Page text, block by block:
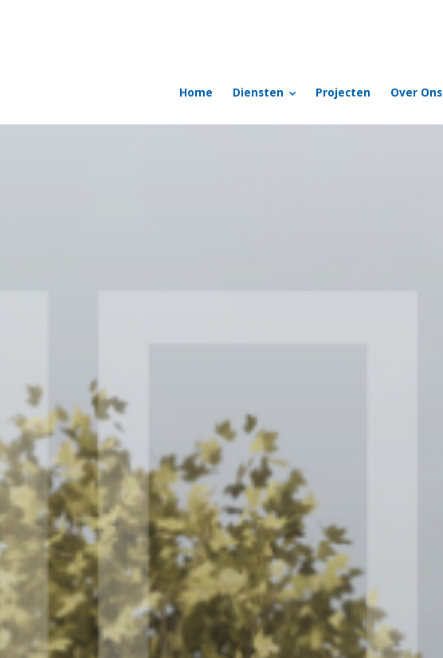
Home Diensten Projecten Over Ons